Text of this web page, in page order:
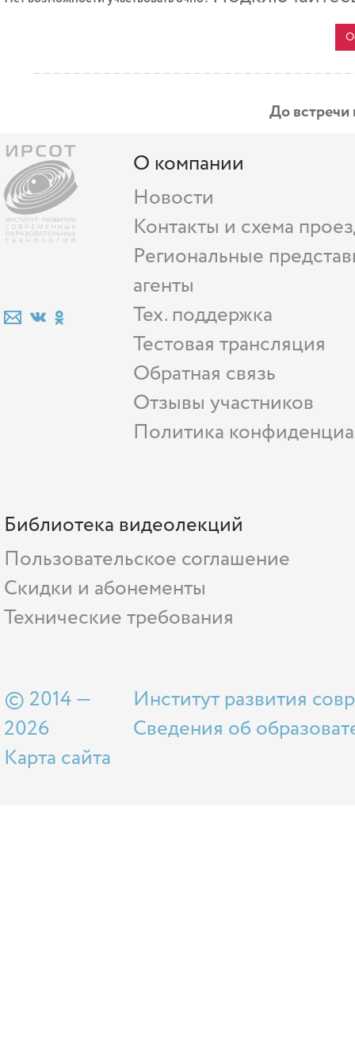
До
О компании
Новости
Контакты и схема
Региональные
агенты
Тех. поддержка
Тестовая трансляция
Обратная связь
Отзывы участников
Политика
Библиотека видеолекций
Пользовательское соглашение
Скидки и абонементы
Технические требования
© 2014 —
2026
Карта сайта
Институт развития
Сведения об